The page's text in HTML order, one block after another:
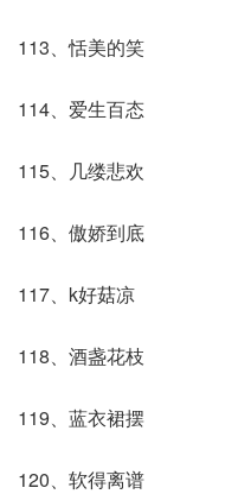
113、恬美的笑
114、爱生百态
115、几缕悲欢
116、傲娇到底
117、k好菇凉
118、酒盏花枝
119、蓝衣裙摆
120、软得离谱